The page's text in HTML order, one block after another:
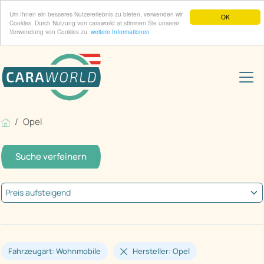
OK
Um Ihnen ein besseres Nutzererlebnis zu bieten, verwenden wir
Cookies. Durch Nutzung von caraworld.at stimmen Sie unserer
Verwendung von Cookies zu. weitere Informationen
Opel
Suche verfeinern
Fahrzeugart: Wohnmobile Hersteller: Opel